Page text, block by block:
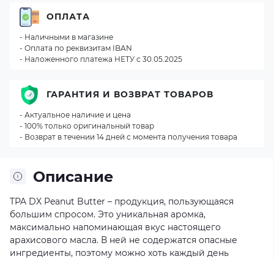
Описание
TPA DX Peanut Butter – продукция, пользующаяся
большим спросом. Это уникальная аромка,
максимально напоминающая вкус настоящего
арахисового масла. В ней не содержатся опасные
ингредиенты, поэтому можно хоть каждый день
ОПЛАТА
- Наличными в магазине
- Оплата по реквизитам IBAN
- Наложенного платежа НЕТУ с 30.05.2025
ГАРАНТИЯ И ВОЗВРАТ ТОВАРОВ
- Актуальное наличие и цена
- 100% только оригинальный товар
- Возврат в течении 14 дней с момента получения товара